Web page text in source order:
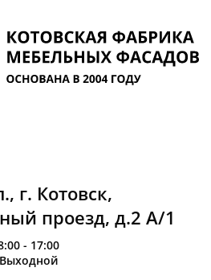
г. Котовск,
проезд, д.2 А/1
- 17:00